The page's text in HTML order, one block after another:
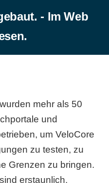
- Im Web
mehr als 50
und
um VeloCore
zu testen, zu
Grenzen zu bringen.
erstaunlich.